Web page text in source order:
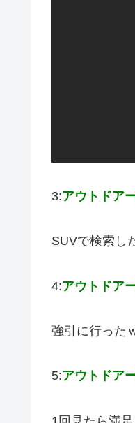
3:アウトドア
SUVで検索し
4:アウトドア
強引に行った
5:アウトドア